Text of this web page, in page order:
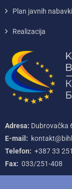
Plan javnih nabavki
Realizacija
Adresa: Dubrovačka
E-mail:
Telefon: +387‌ 33‌
Fax: 033/251-408